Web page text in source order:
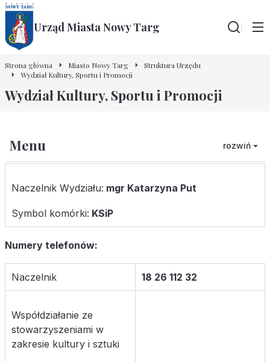
Urząd Miasta Nowy Targ
Strona główna Miasto Nowy Targ
Struktura Urzędu
Wydział Kultury, Sportu i Promocji
Wydział Kultury, Sportu i Promocji
Menu rozwiń
Naczelnik Wydziału: mgr Katarzyna Put
Symbol komórki: KSiP
Numery telefonów:
Naczelnik 18 26 112 32
Współdziałanie ze
stowarzyszeniami w
zakresie kultury i sztuki